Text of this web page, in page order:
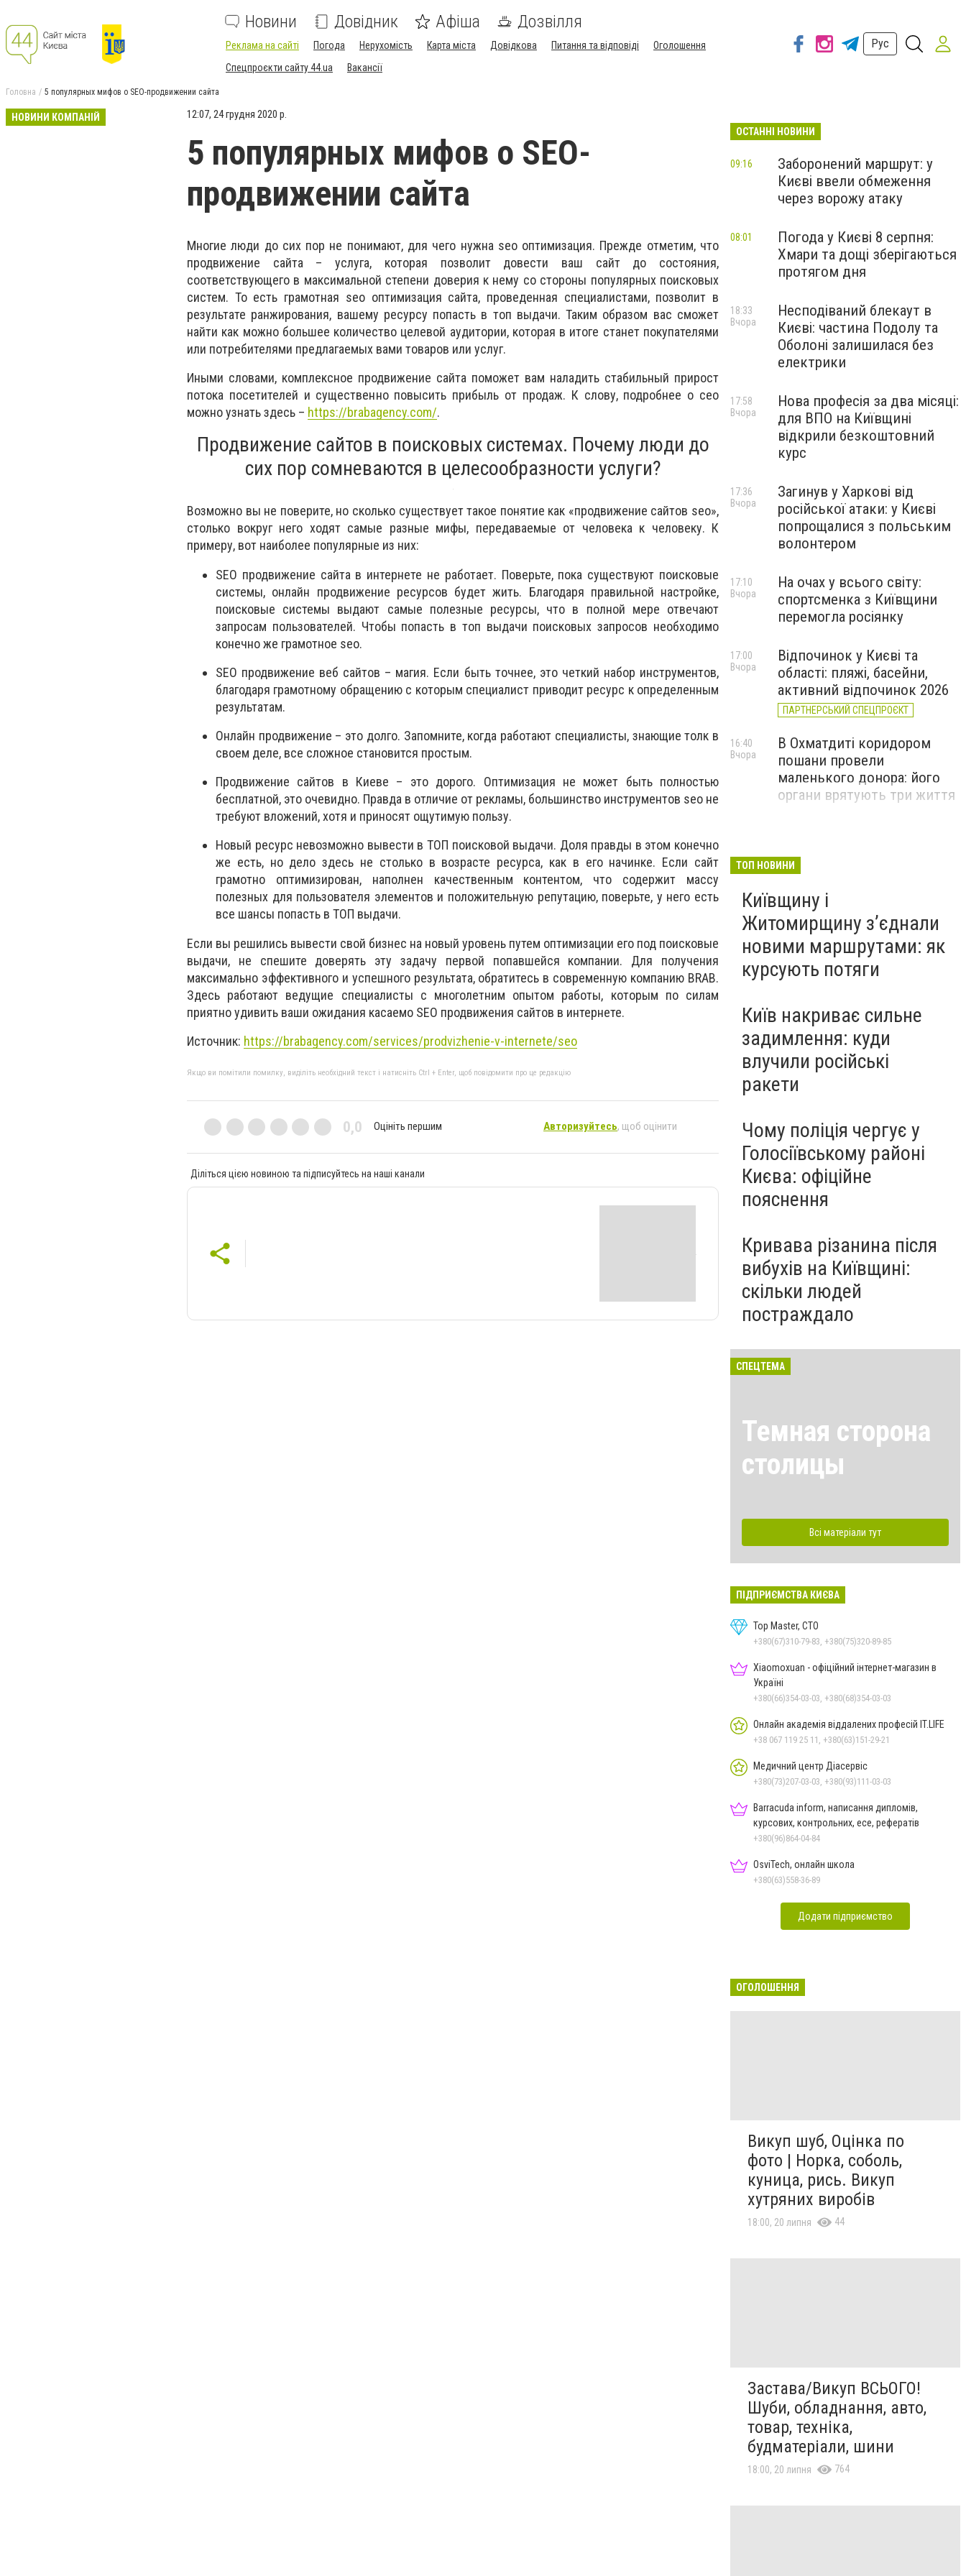
Новини Довідник Афіша Дозвілля
Реклама на сайті Погода Нерухомість Карта міста Довідкова Питання та відповіді
Оголошення
Спецпроєкти сайту 44.ua
Вакансії
Рус
Головна 5 популярных мифов о SEO-продвижении сайта
НОВИНИ КОМПАНІЙ 12:07, 24 грудня 2020 р.
5 популярных мифов о SEO-
продвижении сайта
Многие люди до сих пор не понимают, для чего нужна seo оптимизация. Прежде отметим, что
продвижение сайта – услуга, которая позволит довести ваш сайт до состояния,
соответствующего в максимальной степени доверия к нему со стороны популярных поисковых
систем. То есть грамотная seo оптимизация сайта, проведенная специалистами, позволит в
результате ранжирования, вашему ресурсу попасть в топ выдачи. Таким образом вас сможет
найти как можно большее количество целевой аудитории, которая в итоге станет покупателями
или потребителями предлагаемых вами товаров или услуг.
Иными словами, комплексное продвижение сайта поможет вам наладить стабильный прирост
потока посетителей и существенно повысить прибыль от продаж. К слову, подробнее о сео
можно узнать здесь – https://brabagency.com/.
Продвижение сайтов в поисковых системах. Почему люди до
сих пор сомневаются в целесообразности услуги?
Возможно вы не поверите, но сколько существует такое понятие как «продвижение сайтов seo»,
столько вокруг него ходят самые разные мифы, передаваемые от человека к человеку. К
примеру, вот наиболее популярные из них:
SEO продвижение сайта в интернете не работает. Поверьте, пока существуют поисковые
системы, онлайн продвижение ресурсов будет жить. Благодаря правильной настройке,
поисковые системы выдают самые полезные ресурсы, что в полной мере отвечают
запросам пользователей. Чтобы попасть в топ выдачи поисковых запросов необходимо
конечно же грамотное seo.
SEO продвижение веб сайтов – магия. Если быть точнее, это четкий набор инструментов,
благодаря грамотному обращению с которым специалист приводит ресурс к определенным
результатам.
Онлайн продвижение – это долго. Запомните, когда работают специалисты, знающие толк в
своем деле, все сложное становится простым.
Продвижение сайтов в Киеве – это дорого. Оптимизация не может быть полностью
бесплатной, это очевидно. Правда в отличие от рекламы, большинство инструментов seo не
требуют вложений, хотя и приносят ощутимую пользу.
Новый ресурс невозможно вывести в ТОП поисковой выдачи. Доля правды в этом конечно
же есть, но дело здесь не столько в возрасте ресурса, как в его начинке. Если сайт
грамотно оптимизирован, наполнен качественным контентом, что содержит массу
полезных для пользователя элементов и положительную репутацию, поверьте, у него есть
все шансы попасть в ТОП выдачи.
Если вы решились вывести свой бизнес на новый уровень путем оптимизации его под поисковые
выдачи, не спешите доверять эту задачу первой попавшейся компании. Для получения
максимально эффективного и успешного результата, обратитесь в современную компанию BRAB.
Здесь работают ведущие специалисты с многолетним опытом работы, которым по силам
приятно удивить ваши ожидания касаемо SEO продвижения сайтов в интернете.
Источник: https://brabagency.com/services/prodvizhenie-v-internete/seo
Якщо ви помітили помилку, виділіть необхідний текст і натисніть Ctrl + Enter, щоб повідомити про це редакцію
0,0 Оцініть першим Авторизуйтесь, щоб оцінити
Діліться цією новиною та підписуйтесь на наші канали
ОСТАННІ НОВИНИ
Заборонений маршрут: у
Києві ввели обмеження
через ворожу атаку
09:16
Погода у Києві 8 серпня:
Хмари та дощі зберігаються
протягом дня
08:01
Несподіваний блекаут в
Києві: частина Подолу та
Оболоні залишилася без
електрики
18:33
Вчора
Нова професія за два місяці:
для ВПО на Київщині
відкрили безкоштовний
курс
17:58
Вчора
Загинув у Харкові від
російської атаки: у Києві
попрощалися з польським
волонтером
17:36
Вчора
На очах у всього світу:
спортсменка з Київщини
перемогла росіянку
17:10
Вчора
Відпочинок у Києві та
області: пляжі, басейни,
активний відпочинок 2026
ПАРТНЕРСЬКИЙ СПЕЦПРОЄКТ
17:00
Вчора
В Охматдиті коридором
пошани провели
маленького донора: його
органи врятують три життя
16:40
Вчора
ТОП НОВИНИ
Київщину і
Житомирщину з’єднали
новими маршрутами: як
курсують потяги
Київ накриває сильне
задимлення: куди
влучили російські
ракети
Чому поліція чергує у
Голосіївському районі
Києва: офіційне
пояснення
Кривава різанина після
вибухів на Київщині:
скільки людей
постраждало
СПЕЦТЕМА
Темная сторона
столицы
Всі матеріали тут
ПІДПРИЄМСТВА КИЄВА
Top Master, СТО
+380(67)310-79-83, +380(75)320-89-85
Xiaomoxuan - офіційний інтернет-магазин в
Україні
+380(66)354-03-03, +380(68)354-03-03
Онлайн академія віддалених професій IT.LIFE
+38 067 119 25 11, +380(63)151-29-21
Медичний центр Діасервіс
+380(73)207-03-03, +380(93)111-03-03
Barracuda inform, написання дипломів,
курсових, контрольних, есе, рефератів
+380(96)864-04-84
OsviTech, онлайн школа
+380(63)558-36-89
Додати підприємство
ОГОЛОШЕННЯ
Викуп шуб, Оцінка по
фото | Норка, соболь,
куница, рись. Викуп
хутряних виробів
18:00, 20 липня 44
Застава/Викуп ВСЬОГО!
Шуби, обладнання, авто,
товар, техніка,
будматеріали, шини
18:00, 20 липня 764